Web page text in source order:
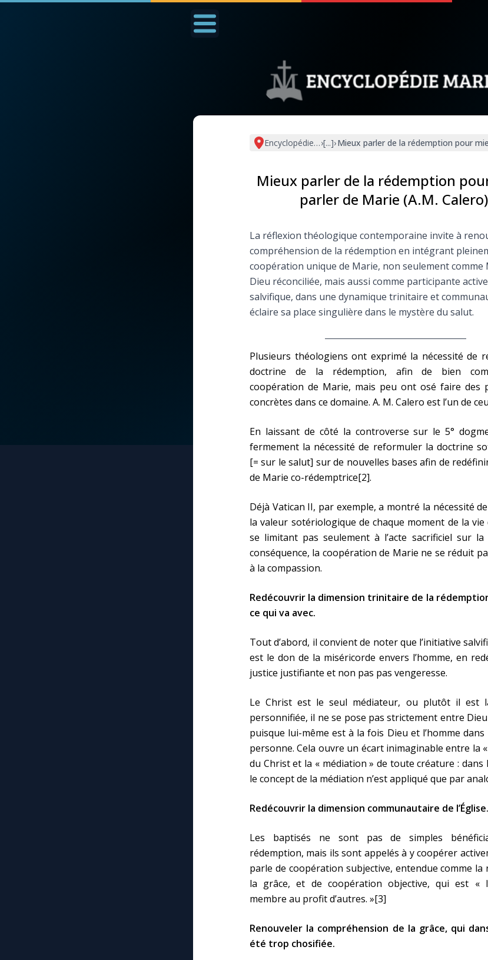
Nous soutenir À propos Facebook Infos
Prier au quotidien
Les premiers samedis
Marie qui défait les
Une Minute avec Marie
◼︎À la une
Chapelet pour le monde
Contact
Faire un don
Marie de Nazareth
Encyclopédie mariale
›[...]›Mieux parler de la rédemption pour
Mieux parler de la rédemption
parler de Marie (A.M.
La réflexion théologique contemporaine invite à
compréhension de la rédemption en intégrant
coopération unique de Marie, non seulement comme
Dieu réconciliée, mais aussi comme participante
salvifique, dans une dynamique trinitaire et
éclaire sa place singulière dans le mystère du salut.
Plusieurs théologiens ont exprimé la nécessité de
doctrine de la rédemption, afin de bien
coopération de Marie, mais peu ont osé faire des
concrètes dans ce domaine. A. M. Calero est l’un de
En laissant de côté la controverse sur le 5°
fermement la nécessité de reformuler la doctrine
[= sur le salut] sur de nouvelles bases afin de
de Marie co-rédemptrice[2].
Déjà Vatican II, par exemple, a montré la nécessité
la valeur sotériologique de chaque moment de la vie
se limitant pas seulement à l’acte sacrificiel sur
conséquence, la coopération de Marie ne se réduit
à la compassion.
Redécouvrir la dimension trinitaire de la
ce qui va avec.
Tout d’abord, il convient de noter que l’initiative
est le don de la miséricorde envers l’homme, en
justice justifiante et non pas pas vengeresse.
Le Christ est le seul médiateur, ou plutôt il est
personnifiée, il ne se pose pas strictement entre Dieu
puisque lui-même est à la fois Dieu et l’homme dans
personne. Cela ouvre un écart inimaginable entre la
du Christ et la « médiation » de toute créature : dans
le concept de la médiation n’est appliqué que par
Redécouvrir la dimension communautaire de l’Église.
Les baptisés ne sont pas de simples
rédemption, mais ils sont appelés à y coopérer
parle de coopération subjective, entendue comme la
la grâce, et de coopération objective, qui est «
membre au profit d’autres. »[3]
Renouveler la compréhension de la grâce, qui
été trop chosifiée.